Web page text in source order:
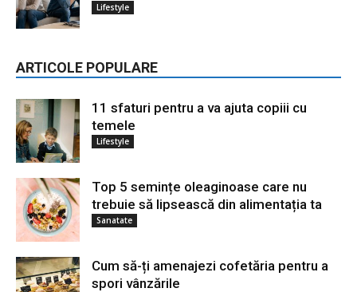
Lifestyle
ARTICOLE POPULARE
11 sfaturi pentru a va ajuta copiii cu
temele
Lifestyle
Top 5 semințe oleaginoase care nu
trebuie să lipsească din alimentația ta
Sanatate
Cum să-ți amenajezi cofetăria pentru a
spori vânzările